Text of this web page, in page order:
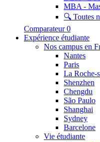
MBA -
🔍 Toutes
Comparateur 0
Expérience étudiante
Nos campus en
Nantes
Paris
La Roche-
Shenzhen
Chengdu
São Paulo
Shanghai
Sydney
Barcelone
Vie étudiante